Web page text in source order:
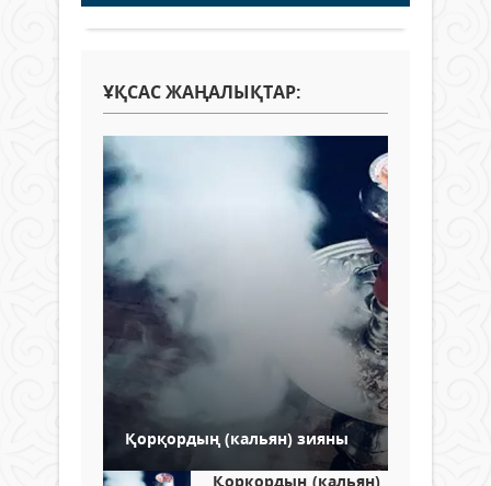
ҰҚСАС ЖАҢАЛЫҚТАР:
Қорқордың (кальян) зияны
Қорқордың (кальян)